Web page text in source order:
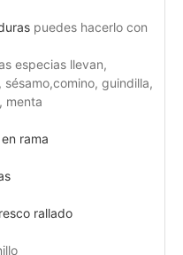
puedes hacerlo con
especias llevan,
guindilla,
menta
rama
rallado